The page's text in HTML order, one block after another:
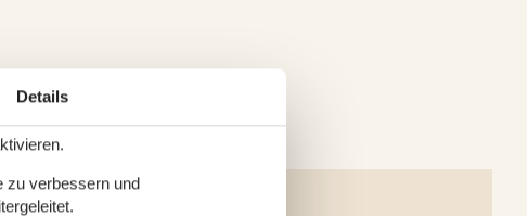
Details
zu verbessern und